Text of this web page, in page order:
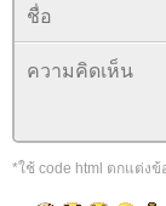
*ใช้ code html ตกแต่ง